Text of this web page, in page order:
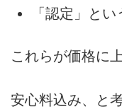
「認定」と
これらが価格に
安心料込み、と